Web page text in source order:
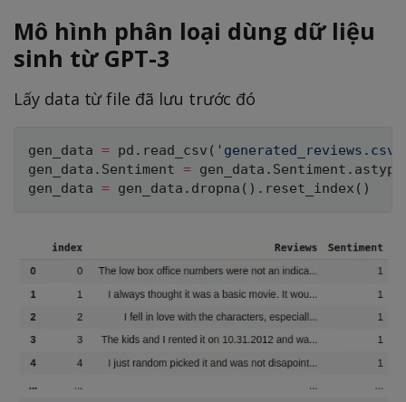
Mô hình phân loại dùng dữ liệu
sinh từ GPT-3
Lấy data từ file đã lưu trước đó
gen_data = pd . read_csv ( 'generated_reviews.csv'
gen_data . Sentiment = gen_data . Sentiment . astype
gen_data = gen_data . dropna ( ) . reset_index ( )